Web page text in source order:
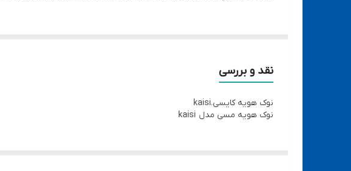
نقد و بررسی
نوک هویه کایسی.kaisi
نوک هویه مسی مدل kaisi